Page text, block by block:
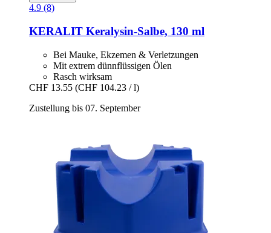
4.9 (8)
KERALIT Keralysin-​Salbe, 130 ml
Bei Mauke, Ekzemen & Verletzungen
Mit extrem dünnflüssigen Ölen
Rasch wirksam
CHF 13.55 (CHF 104.23 / l)
Zustellung bis 07. September